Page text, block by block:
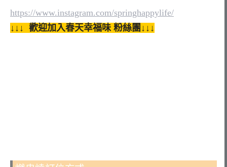
https://www.instagram.com/springhappylife/
↓↓↓ 歡迎加入春天幸福味 粉絲團↓↓↓